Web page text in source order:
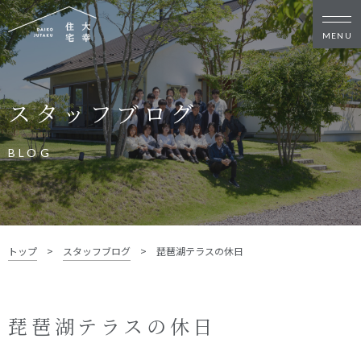
新築・リノベをお考えの方
家づくりの考え方
家づくりの流れ
施工事例
イベント
お客様の声
モデルハウス
リフォーム・リノベーション
土地をお探しの方
スタッフブログ
お知らせ
スタッフブログ
BLOG
トップ > スタッフブログ > 琵琶湖テラスの休日
琵琶湖テラスの休日